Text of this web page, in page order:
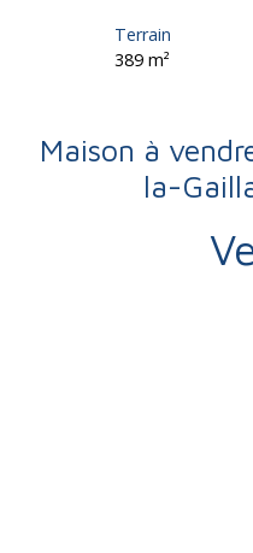
Terrain
389m²
Maison à
la-